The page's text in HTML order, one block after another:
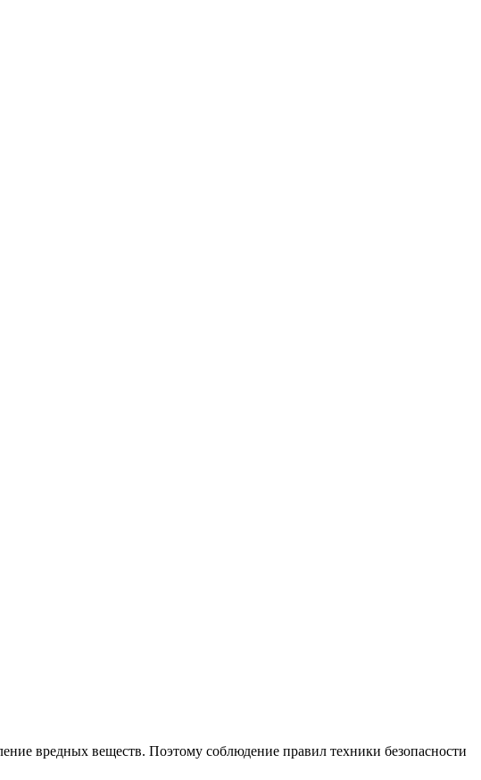
вредных веществ. Поэтому соблюдение правил техники безопасности